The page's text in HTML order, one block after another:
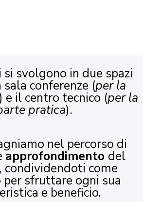
si svolgono in due spazi
conferenze (per la
e il centro tecnico (per la
pratica).
nel percorso di
approfondimento del
condividendoti come
sfruttare ogni sua
e beneficio.